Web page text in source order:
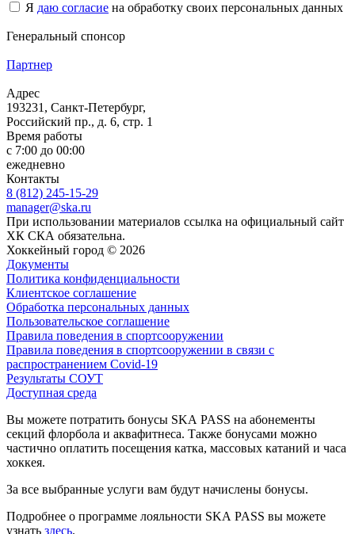
Я даю согласие на обработку своих персональных данных
Генеральный спонсор
Партнер
Адрес
193231, Санкт-Петербург,
Российский пр., д. 6, стр. 1
Время работы
с 7:00 до 00:00
ежедневно
Контакты
8 (812) 245-15-29
manager@ska.ru
При использовании материалов ссылка на официальный сайт
ХК СКА обязательна.
Хоккейный город © 2026
Документы
Политика конфиденциальности
Клиентское соглашение
Обработка персональных данных
Пользовательское соглашение
Правила поведения в спортсооружении
Правила поведения в спортсооружении в связи с
распространением Covid-19
Результаты СОУТ
Доступная среда
Вы можете потратить бонусы SKA PASS на абонементы
секций флорбола и аквафитнеса. Также бонусами можно
частично оплатить посещения катка, массовых катаний и часа
хоккея.
За все выбранные услуги вам будут начислены бонусы.
Подробнее о программе лояльности SKA PASS вы можете
узнать здесь.